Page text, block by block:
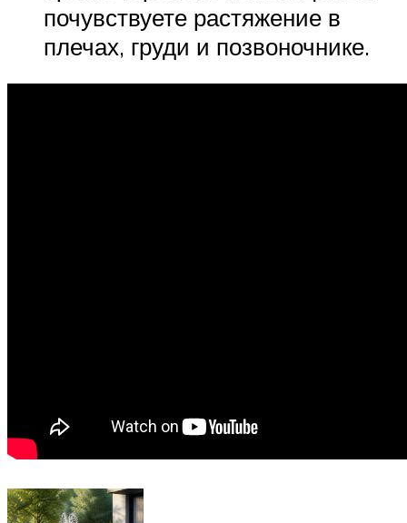
почувствуете растяжение в
плечах, груди и позвоночнике.